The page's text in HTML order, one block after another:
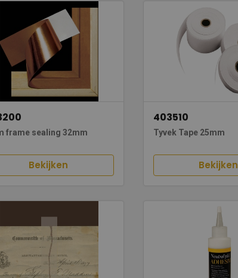
frame sealing 32mm
Bekijken
403510
Tyvek Tape 25mm
Bekijken